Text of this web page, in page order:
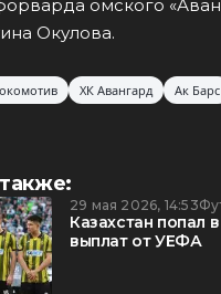
омского
Окулова.
ХК Авангард Ак Барс
29 мая 2026, 14:53
Казахстан попал
выплат от УЕФА